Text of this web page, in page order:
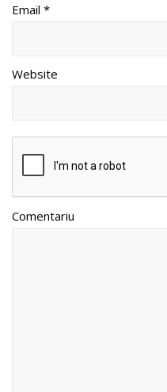
Email *
Website
Comentariu